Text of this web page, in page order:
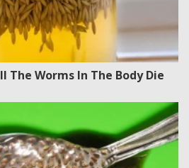
The Worms In The Body Die